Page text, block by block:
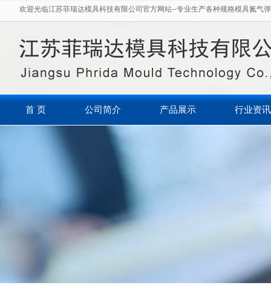
欢迎光临江苏菲瑞达模具科技有限公司官方网站--专业生产各种规格模具氮气
首 页 公司简介 产品展示 行业资讯